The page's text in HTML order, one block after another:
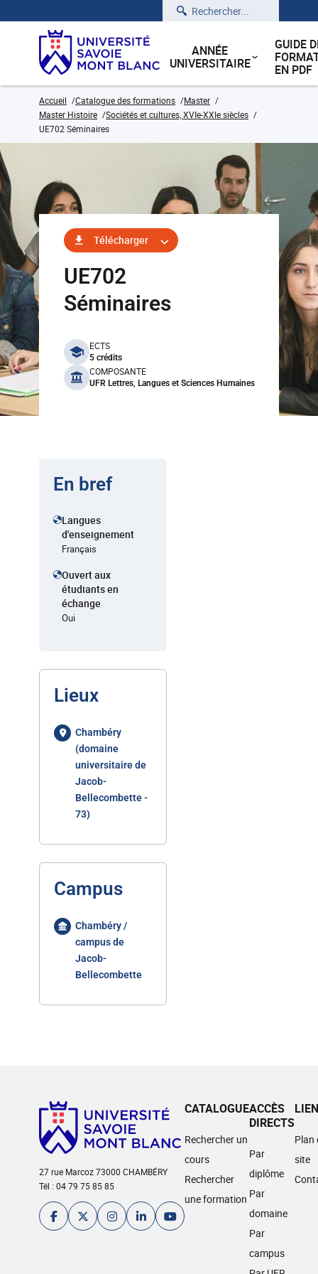
Rechercher
ANNÉE
UNIVERSITAIRE
GUIDE
EN PDF
Accueil Catalogue des formations
Master
Master Histoire
Sociétés et cultures, XVIe-XXIe siècles
UE702 Séminaires
Télécharger
UE702
Séminaires
benefits
ECTS
5 crédits
COMPOSANTE
UFR Lettres, Langues et Sciences Humaines
En bref
Langues
d'enseignement
Français
Ouvert aux
étudiants en
échange
Oui
Lieux
Chambéry
(domaine
universitaire de
Jacob-
Bellecombette -
73)
Campus
Chambéry /
campus de
Jacob-
Bellecombette
27 rue Marcoz 73000 CHAMBÉRY
Tél : 04 79 75 85 85
CATALOGUE
Rechercher un
cours
Rechercher
une formation
ACCÈS
DIRECTS
Par
diplôme
Par
domaine
Par
campus
Plan
site